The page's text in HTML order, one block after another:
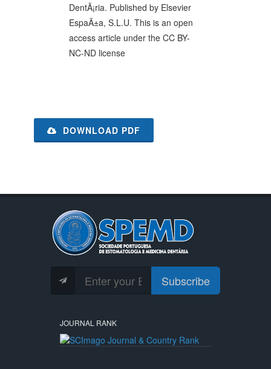
DentÃ¡ria. Published by Elsevier
EspaÃ±a, S.L.U. This is an open
access article under the CC BY-
NC-ND license
DOWNLOAD PDF
Subscribe
JOURNAL RANK